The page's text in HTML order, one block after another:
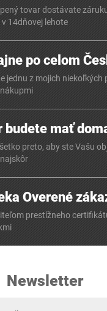
tovar dostávate
14dňovej lehote
po celom
jednu z mojich niekoľkých
budete mať
preto, aby ste Vašu
Overené
prestížneho
Newsletter